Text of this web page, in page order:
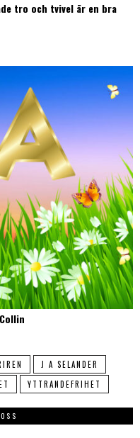
tro och tvivel är en bra
J A SELANDER
YTTRANDEFRIHET